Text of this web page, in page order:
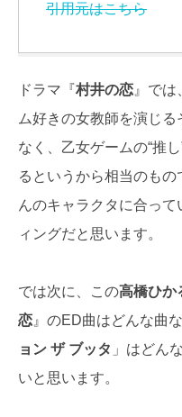
引用元はこちら
ドラマ『村井の恋 』で
ム好きの女教師を演じ
なく、乙女ゲームの“推
るというから相当のもの
んのキャラクタに合っ
ィングだと思います。
では次に、この高橋ひか
恋 』のED曲はどんな曲
ョン ザ ブッタ 」はどん
いと思います。